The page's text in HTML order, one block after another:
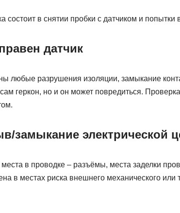
состоит в снятии пробки с датчиком и
датчик
любые разрушения изоляции, замыкание
геркон, но и он может повредиться.
замыкание электрической
в проводке – разъёмы, места заделки
в местах риска внешнего механического или